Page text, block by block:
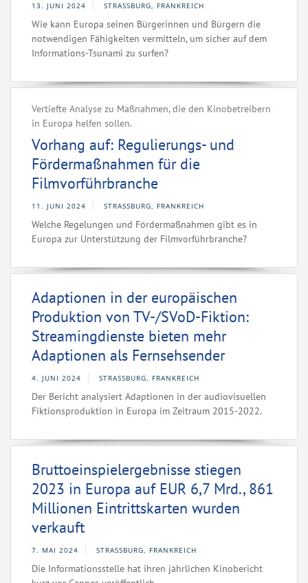
13. JUNI 2024 STRASSBURG, FRANKREICH
Wie kann Europa seinen Bürgerinnen und Bürgern die
notwendigen Fähigkeiten vermitteln, um sicher auf dem
Informations-Tsunami zu surfen?
Vertiefte Analyse zu Maßnahmen, die den Kinobetreibern
in Europa helfen sollen.
Vorhang auf: Regulierungs- und
Fördermaßnahmen für die
Filmvorführbranche
11. JUNI 2024 STRASSBURG, FRANKREICH
Welche Regelungen und Fördermaßnahmen gibt es in
Europa zur Unterstützung der Filmvorführbranche?
Adaptionen in der europäischen
Produktion von TV-/SVoD-Fiktion:
Streamingdienste bieten mehr
Adaptionen als Fernsehsender
4. JUNI 2024 STRASSBURG, FRANKREICH
Der Bericht analysiert Adaptionen in der audiovisuellen
Fiktionsproduktion in Europa im Zeitraum 2015-2022.
Bruttoeinspielergebnisse stiegen
2023 in Europa auf EUR 6,7 Mrd., 861
Millionen Eintrittskarten wurden
verkauft
7. MAI 2024 STRASSBURG, FRANKREICH
Die Informationsstelle hat ihren jährlichen Kinobericht